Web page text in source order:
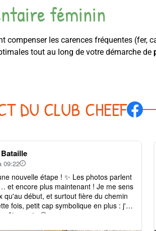
féminin
compenser les carences fréquentes (fer,
tout au long de votre démarche de
DU CLUB CHEEF
09:22
nouvelle étape ! ✨ Les photos parlent
et encore plus maintenant ! Je me sens
qu'au début, et surtout fière du chemin
fois, petit cap symbolique en plus : j'ai
vêtements 🥹